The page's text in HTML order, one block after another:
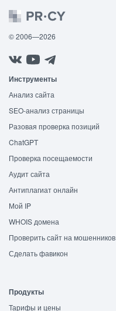
© 2006—2026
Инструменты
Анализ сайта
SEO-анализ страницы
Разовая проверка позиций
ChatGPT
Проверка посещаемости
Аудит сайта
Антиплагиат онлайн
Мой IP
WHOIS домена
Проверить сайт на мошенников
Сделать фавикон
Продукты
Тарифы и цены